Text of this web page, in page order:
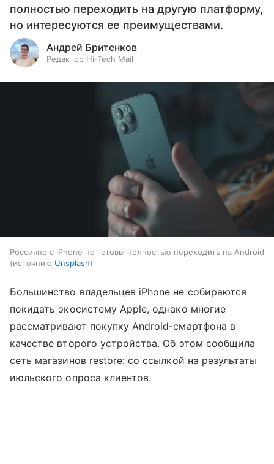
полностью переходить на другую платформу,
но интересуются ее преимуществами.
Андрей Бритенков
Редактор Hi-Tech Mail
Россияне с iPhone не готовы полностью переходить на Android
источник: Unsplash
Большинство владельцев iPhone не собираются
покидать экосистему Apple, однако многие
рассматривают покупку Android-смартфона в
качестве второго устройства. Об этом сообщила
сеть магазинов restore: со ссылкой на результаты
июльского опроса клиентов.